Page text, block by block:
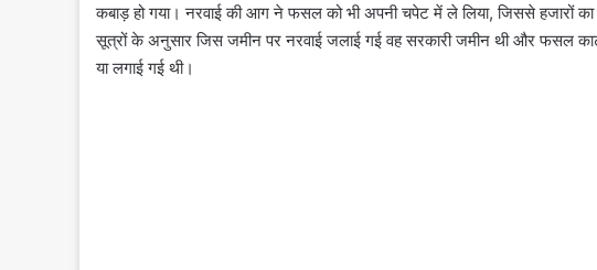
कबाड़ हो गया। नरवाई की आग ने फसल को भी अपनी चपेट में ले लिया, जिससे हजारों
सूत्रों के अनुसार जिस जमीन पर नरवाई जलाई गई वह सरकारी जमीन थी और फसल
या लगाई गई थी।